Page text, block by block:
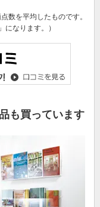
数を平均したものです。
になります。）
も買っています